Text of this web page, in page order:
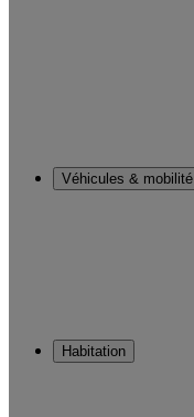
Véhicules & mobilité
Habitation